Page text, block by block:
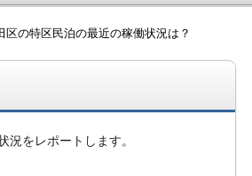
をレポートします。
区の特区民泊の最近の稼働状況は？